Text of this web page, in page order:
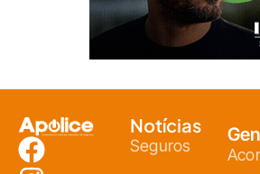
Notícias
Seguros